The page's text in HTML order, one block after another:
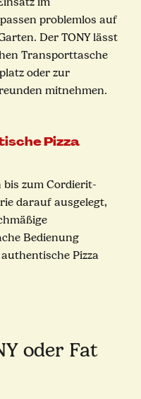
problemlos auf
Der TONY lässt
Transporttasche
oder zur
mitnehmen.
Pizza
zum Cordierit-
darauf ausgelegt,
Bedienung
Pizza
oder Fat